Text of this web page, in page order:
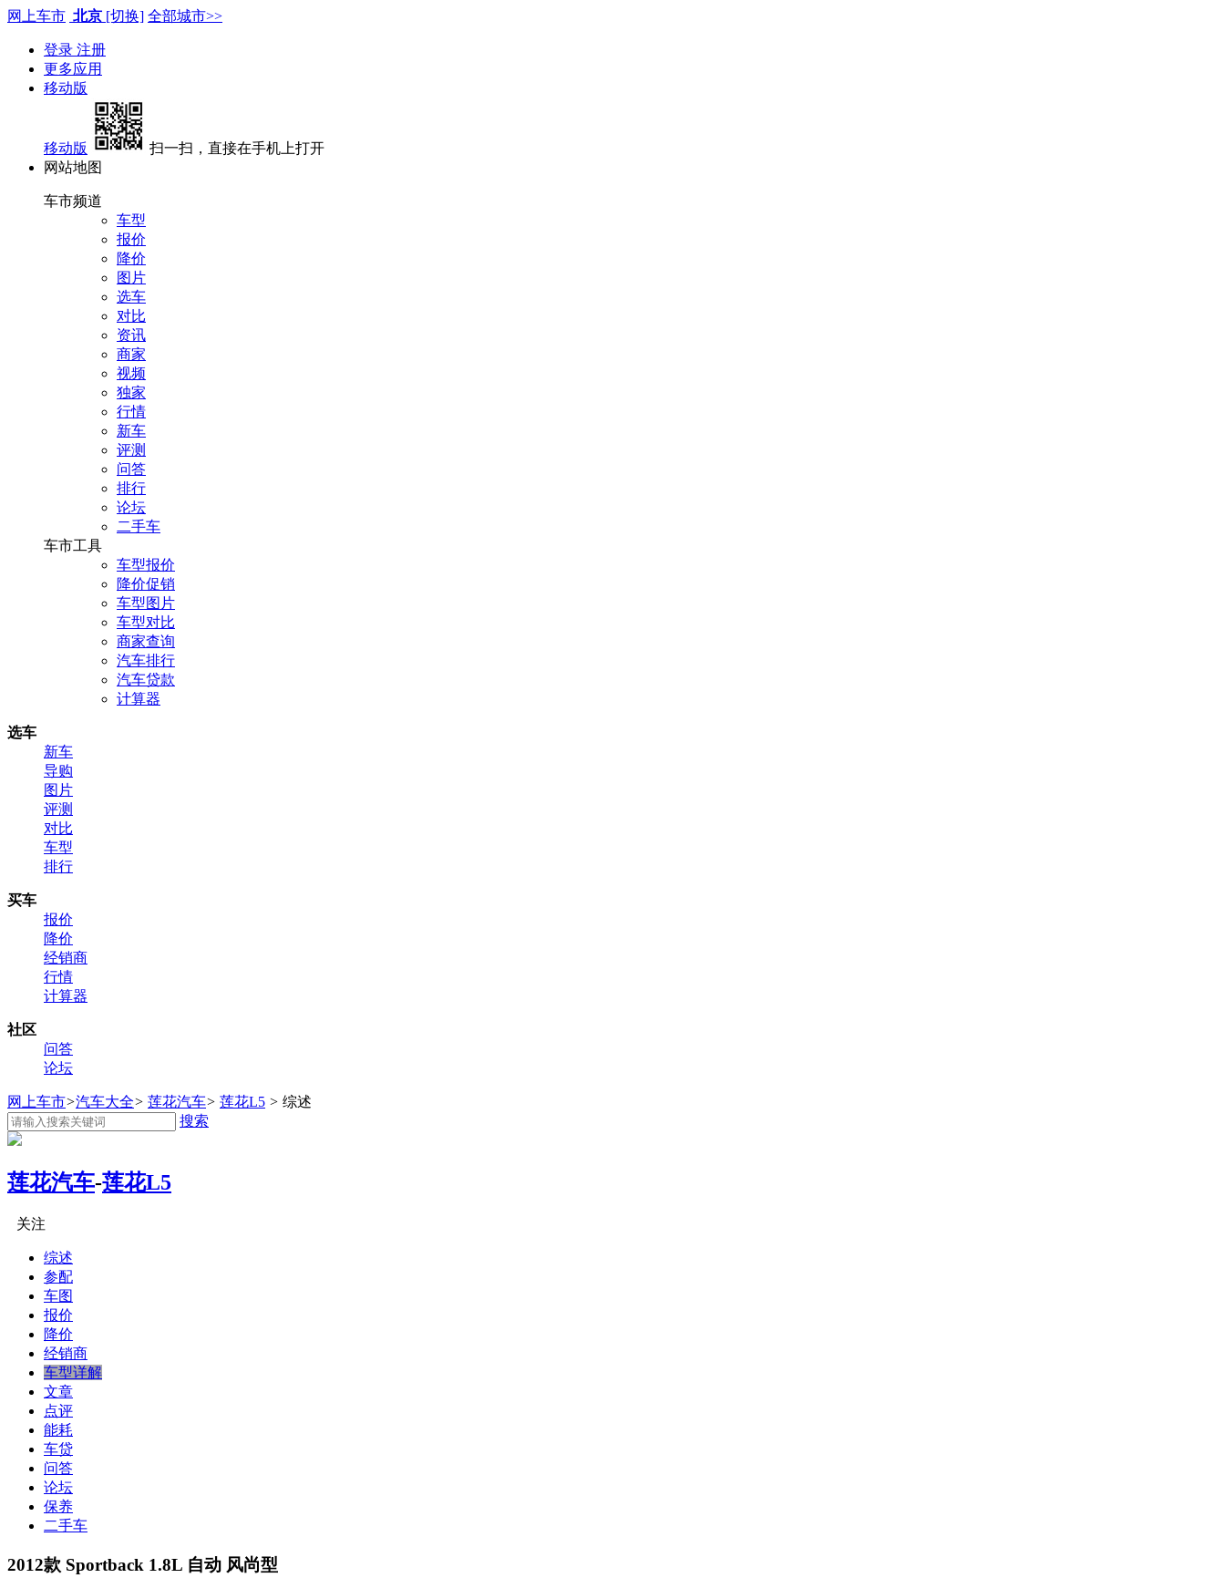
网上车市 北京 [切换] 全部城市>>
登录 注册
更多应用
移动版
移动版
扫一扫，直接在手机上打开
网站地图
车市频道
车型
报价
降价
图片
选车
对比
资讯
商家
视频
独家
行情
新车
评测
问答
排行
论坛
二手车
车市工具
车型报价
降价促销
车型图片
车型对比
商家查询
汽车排行
汽车贷款
计算器
选车
新车
导购
图片
评测
对比
车型
排行
买车
报价
降价
经销商
行情
计算器
社区
问答
论坛
网上车市>汽车大全> 莲花汽车> 莲花L5 > 综述
搜索
莲花汽车-莲花L5
关注
综述
参配
车图
报价
降价
经销商
车型详解
文章
点评
能耗
车贷
问答
论坛
保养
二手车
2012款 Sportback 1.8L 自动 风尚型